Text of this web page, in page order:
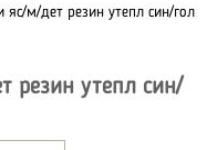
яс/м/дет резин утепл син/гол
резин утепл син/